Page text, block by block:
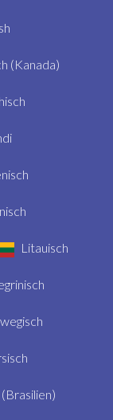
(Kanada)
Litauisch